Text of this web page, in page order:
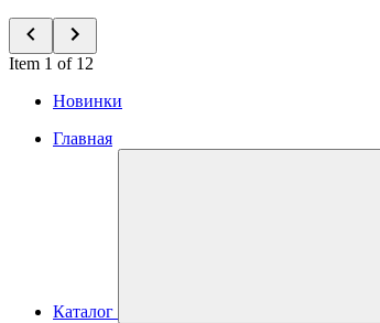
Item 1 of 12
Новинки
Главная
Каталог